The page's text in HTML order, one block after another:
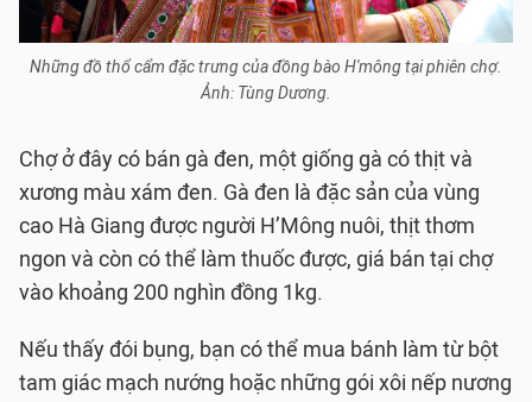
Những đồ thổ cẩm đặc trưng của đồng bào H'mông tại phiên chợ.
Ảnh: Tùng Dương.
Chợ ở đây có bán gà đen, một giống gà có thịt và
xương màu xám đen. Gà đen là đặc sản của vùng
cao Hà Giang được người H’Mông nuôi, thịt thơm
ngon và còn có thể làm thuốc được, giá bán tại chợ
vào khoảng 200 nghìn đồng 1kg.
Nếu thấy đói bụng, bạn có thể mua bánh làm từ bột
tam giác mạch nướng hoặc những gói xôi nếp nương